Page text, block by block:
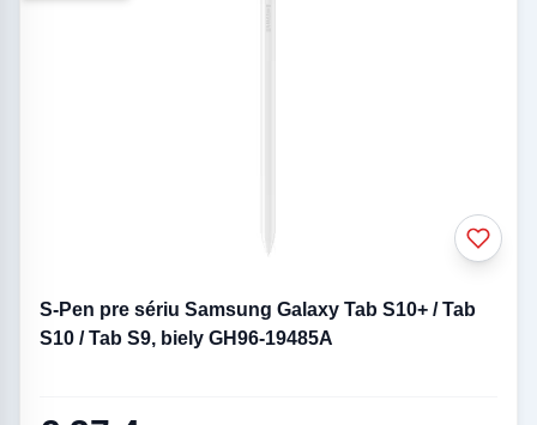
S-Pen pre sériu Samsung Galaxy Tab S10+ / Tab
S10 / Tab S9, biely GH96-19485A